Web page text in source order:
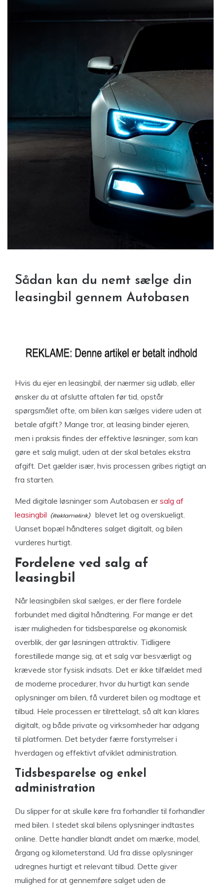
Sådan kan du nemt sælge din
leasingbil gennem Autobasen
Hvis du ejer en leasingbil, der nærmer sig udløb, eller
ønsker du at afslutte aftalen før tid, opstår
spørgsmålet ofte, om bilen kan sælges videre uden at
betale afgift? Mange tror, at leasing binder ejeren,
men i praksis findes der effektive løsninger, som kan
gøre et salg muligt, uden at der skal betales ekstra
afgift. Det gælder især, hvis processen gribes rigtigt an
fra starten.
Med digitale løsninger som Autobasen ersalg af
leasingbil
blevet let og overskueligt.
Uanset bopæl håndteres salget digitalt, og bilen
vurderes hurtigt.
Fordelene ved salg af
leasingbil
Når leasingbilen skal sælges, er der flere fordele
forbundet med digital håndtering. For mange er det
især muligheden for tidsbesparelse og økonomisk
overblik, der gør løsningen attraktiv. Tidligere
forestillede mange sig, at et salg var besværligt og
krævede stor fysisk indsats. Det er ikke tilfældet med
de moderne procedurer, hvor du hurtigt kan sende
oplysninger om bilen, få vurderet bilen og modtage et
tilbud. Hele processen er tilrettelagt, så alt kan klares
digitalt, og både private og virksomheder har adgang
til platformen. Det betyder færre forstyrrelser i
hverdagen og effektivt afviklet administration.
Tidsbesparelse og enkel
administration
Du slipper for at skulle køre fra forhandler til forhandler
med bilen. I stedet skal bilens oplysninger indtastes
online. Dette handler blandt andet om mærke, model,
årgang og kilometerstand. Ud fra disse oplysninger
udregnes hurtigt et relevant tilbud. Dette giver
mulighed for at gennemføre salget uden de